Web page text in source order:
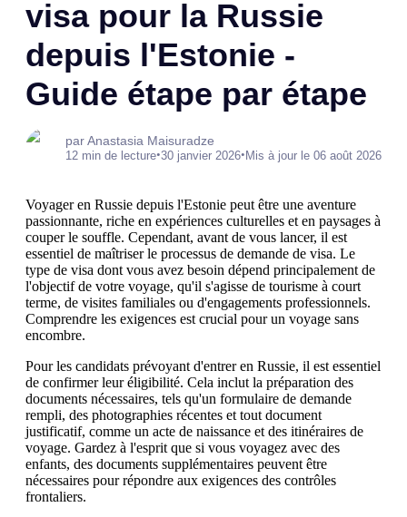
visa pour la Russie
depuis l'Estonie -
Guide étape par étape
par Anastasia Maisuradze
12 min de lecture•30 janvier 2026•Mis à jour le 06 août 2026
Voyager en Russie depuis l'Estonie peut être une aventure
passionnante, riche en expériences culturelles et en paysages à
couper le souffle. Cependant, avant de vous lancer, il est
essentiel de maîtriser le processus de demande de visa. Le
type de visa dont vous avez besoin dépend principalement de
l'objectif de votre voyage, qu'il s'agisse de tourisme à court
terme, de visites familiales ou d'engagements professionnels.
Comprendre les exigences est crucial pour un voyage sans
encombre.
Pour les candidats prévoyant d'entrer en Russie, il est essentiel
de confirmer leur éligibilité. Cela inclut la préparation des
documents nécessaires, tels qu'un formulaire de demande
rempli, des photographies récentes et tout document
justificatif, comme un acte de naissance et des itinéraires de
voyage. Gardez à l'esprit que si vous voyagez avec des
enfants, des documents supplémentaires peuvent être
nécessaires pour répondre aux exigences des contrôles
frontaliers.